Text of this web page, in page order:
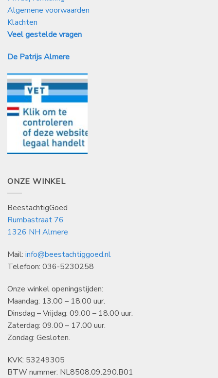
Algemene voorwaarden
Klachten
Veel gestelde vragen
De Patrijs Almere
ONZE WINKEL
BeestachtigGoed
Rumbastraat 76
1326 NH Almere
Mail: info@beestachtiggoed.nl
Telefoon: 036-5230258
Onze winkel openingstijden:
Maandag: 13.00 – 18.00 uur.
Dinsdag – Vrijdag: 09.00 – 18.00 uur.
Zaterdag: 09.00 – 17.00 uur.
Zondag: Gesloten.
KVK: 53249305
BTW nummer: NL8508.09.290.B01